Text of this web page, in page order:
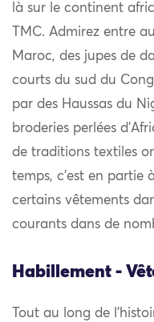
là sur le continent
TMC. Admirez entre
Maroc, des jupes de
courts du sud du
par des Haussas du
broderies perlées
de traditions textiles
temps, c’est en partie
certains vêtements
courants dans de
Habillement -
Tout au long de